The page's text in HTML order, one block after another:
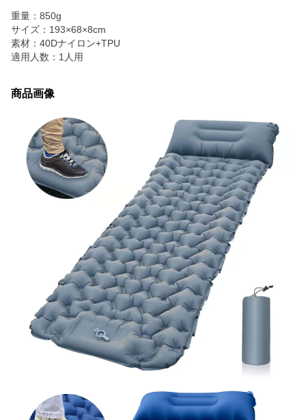
重量：850g
サイズ：193×68×8cm
素材：40Dナイロン+TPU
適用人数：1人用
商品画像